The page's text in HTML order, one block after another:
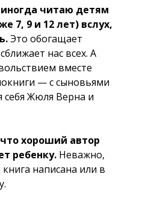
иногда читаю детям
7, 9 и 12 лет) вслух,
Это обогащает
нас всех. А
вместе
— с сыновьями
себя Жюля Верна и
хороший автор
ребенку. Неважно,
книга написана или в